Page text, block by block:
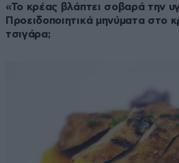
«Το κρέας βλάπτει σοβαρά την
Προειδοποιητικά μηνύματα στο
τσιγάρα;